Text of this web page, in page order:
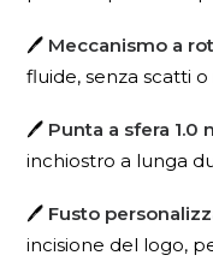
🖊️ Meccanismo a
fluide, senza scatti
🖊️ Punta a sfera 1.0
inchiostro a lunga
🖊️ Fusto
incisione del logo,